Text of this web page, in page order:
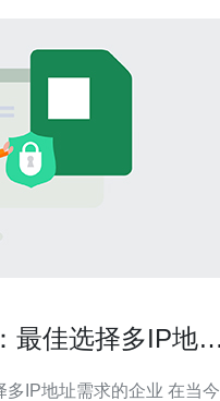
最佳选择多IP地址
地址需求的企业 在当今